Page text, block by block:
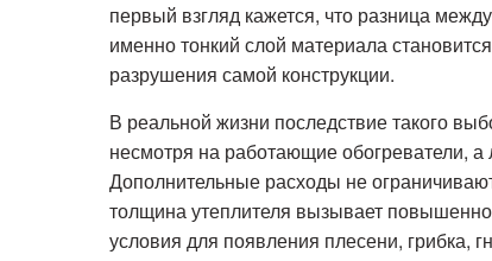
первый взгляд кажется, что разница
именно тонкий слой материала
разрушения самой конструкции.
В реальной жизни последствие такого
несмотря на работающие обогреватели,
Дополнительные расходы не
толщина утеплителя вызывает
условия для появления плесени, грибка,